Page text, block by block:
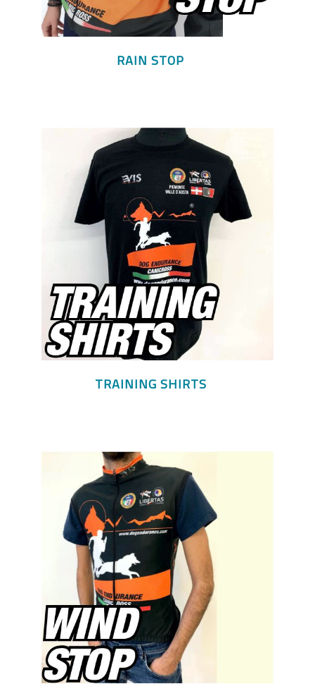
RAIN STOP
TRAINING SHIRTS